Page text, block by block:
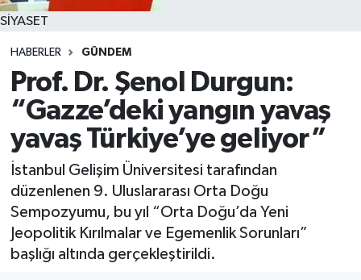
SİYASET
HABERLER GÜNDEM
Prof. Dr. Şenol Durgun:
“Gazze’deki yangın yavaş
yavaş Türkiye’ye geliyor”
İstanbul Gelişim Üniversitesi tarafından
düzenlenen 9. Uluslararası Orta Doğu
Sempozyumu, bu yıl “Orta Doğu’da Yeni
Jeopolitik Kırılmalar ve Egemenlik Sorunları”
başlığı altında gerçekleştirildi.